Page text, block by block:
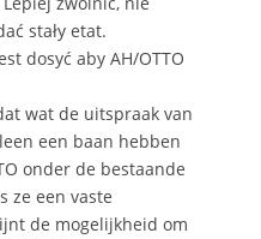
stały etat.
dosyć aby AH/OTTO
wat de uitspraak van
een baan hebben
onder de bestaande
ze een vaste
de mogelijkheid om